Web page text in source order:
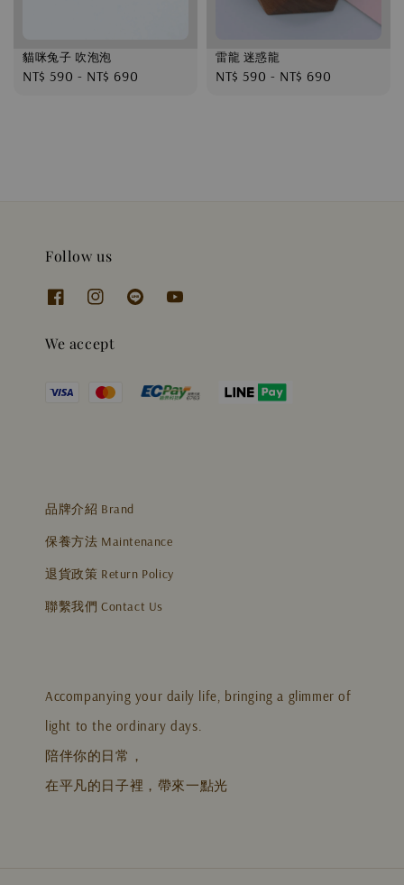
貓咪兔子 吹泡泡
Regular
NT$ 590 - NT$ 690
雷龍 迷惑龍
Regular
NT$ 590 - NT$ 690
Follow us
We accept
品牌介紹 Brand
保養方法 Maintenance
退貨政策 Return Policy
聯繫我們 Contact Us
Accompanying your daily life, bringing a glimmer of
light to the ordinary days.
陪伴你的日常，
在平凡的日子裡，帶來一點光